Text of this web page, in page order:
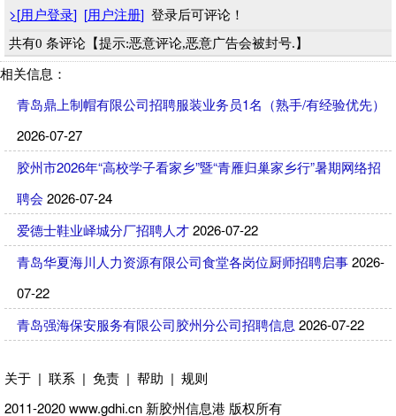
>[用户登录] [用户注册] 登录后可评论！
共有0 条评论【提示:恶意评论,恶意广告会被封号.】
相关信息：
青岛鼎上制帽有限公司招聘服装业务员1名（熟手/有经验优先）
2026-07-27
胶州市2026年“高校学子看家乡”暨“青雁归巢家乡行”暑期网络招
聘会 2026-07-24
爱德士鞋业峄城分厂招聘人才2026-07-22
青岛华夏海川人力资源有限公司食堂各岗位厨师招聘启事2026-
07-22
青岛强海保安服务有限公司胶州分公司招聘信息 2026-07-22
关于 | 联系 | 免责 | 帮助 | 规则
2011-2020 www.gdhi.cn 新胶州信息港 版权所有